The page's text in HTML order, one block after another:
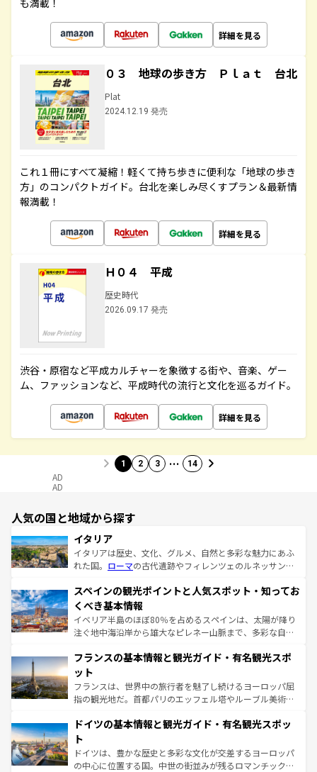
も満載！
詳細を見る
０３ 地球の歩き方 Ｐｌａｔ 台北
Plat
2024.12.19 発売
これ１冊にすべて凝縮！軽くて持ち歩きに便利な「地球の歩き
方」のコンパクトガイド。台北を楽しみ尽くすプラン＆最新情
報満載！
詳細を見る
Ｈ０４ 平成
歴史時代
2026.09.17 発売
渋谷・原宿など平成カルチャーを象徴する街や、音楽、ゲー
ム、ファッションなど、平成時代の流行と文化を巡るガイド。
詳細を見る
1 2 3 … 14
AD
AD
人気の国と地域から探す
イタリア
イタリアは歴史、文化、グルメ、自然と多彩な魅力にあふ
れた国。 ローマの古代遺跡やフィレンツェのルネッサンス
ろん、トスカーナの美しい田園風景やアマルフィ海岸の絶
景など、自然景観も見逃せない。観光の合間には、本場の
ピザやパスタなど、絶品のイタリア料理を堪能することも
できる。朝目覚めてから夜眠るまで、すべての瞬間を楽し
なお、新着のイタリア情報はコンテンツ一覧を参照してほ
しい。
スペインの観光ポイントと人気スポット・知ってお
くべき基本情報
イベリア半島のほぼ80％を占めるスペインは、太陽が降り
注ぐ地中海沿岸から雄大なピレネー山脈まで、多彩な自然
文化が根付くこの国では、情熱的なフラメンコ、熱気あふ
れる闘牛、そして美味しいタパスが生活の一部となってい
る。首都マドリードの洗練された雰囲気や、バルセロナの
アートに溢れた街角から、地方では古代ローマ遺跡や中世
せる。地方によって風土や気候が異なるスペインはその個
ンテンツ一覧 を参照してほしい。
フランスの基本情報と観光ガイド・有名観光スポ
ット
フランスは、世界中の旅行者を魅了し続けるヨーロッパ屈
指の観光地だ。首都パリのエッフェル塔やルーブル美術館
で、幅広い魅力が詰まっている。華麗な宮殿、歴史的な大
聖堂、美しいビーチ、そして豊かな自然が、訪れる者を心
から魅了する。また、フランスは美食の国としても知ら
れ、フランス料理はユネスコ無形文化遺産にも登録されて
ドイツの基本情報と観光ガイド・有名観光スポッ
ト
ドイツは、豊かな歴史と多彩な文化が交差するヨーロッパ
の中心に位置する国。中世の街並みが残るロマンチック街